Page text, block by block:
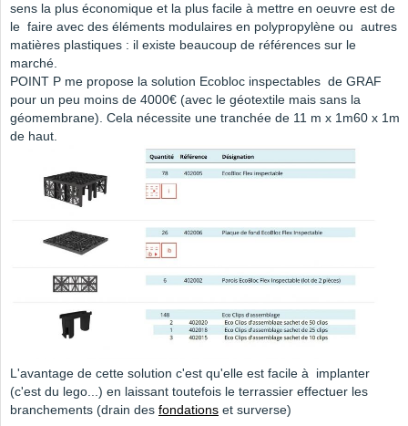
sens la plus économique et la plus facile à mettre en oeuvre est de
le faire avec des éléments modulaires en polypropylène ou autres
matières plastiques : il existe beaucoup de références sur le
marché.
POINT P me propose la solution Ecobloc inspectables de GRAF
pour un peu moins de 4000€ (avec le géotextile mais sans la
géomembrane). Cela nécessite une tranchée de 11 m x 1m60 x 1m
de haut.
L'avantage de cette solution c'est qu'elle est facile à implanter
(c'est du lego...) en laissant toutefois le terrassier effectuer les
branchements (drain des fondations et surverse)